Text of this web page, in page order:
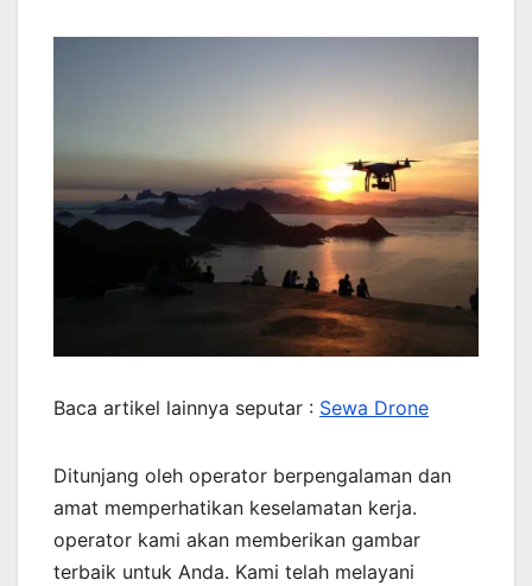
Baca artikel lainnya seputar : Sewa Drone
Ditunjang oleh operator berpengalaman dan
amat memperhatikan keselamatan kerja.
operator kami akan memberikan gambar
terbaik untuk Anda. Kami telah melayani